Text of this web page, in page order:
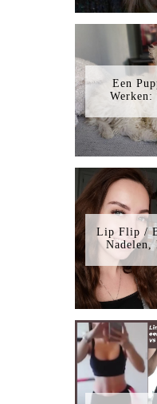
Een
Lip Flip /
Nadelen,